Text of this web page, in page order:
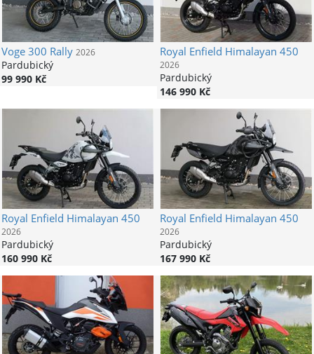
Voge300 Rally 2026
Pardubický
99 990 Kč
Royal Enfield Himalayan 450
2026
Pardubický
146 990 Kč
Royal Enfield Himalayan 450
2026
Pardubický
160 990 Kč
Royal Enfield Himalayan 450
2026
Pardubický
167 990 Kč